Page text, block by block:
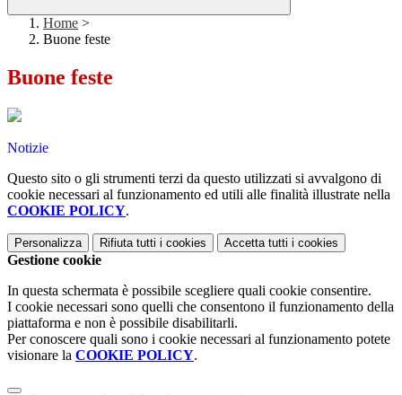
Home >
Buone feste
Buone feste
Notizie
Questo sito o gli strumenti terzi da questo utilizzati si avvalgono di
cookie necessari al funzionamento ed utili alle finalità illustrate nella
COOKIE POLICY.
Personalizza Rifiuta tutti i cookies Accetta tutti i cookies
Gestione cookie
In questa schermata è possibile scegliere quali cookie consentire.
I cookie necessari sono quelli che consentono il funzionamento della
piattaforma e non è possibile disabilitarli.
Per conoscere quali sono i cookie necessari al funzionamento potete
visionare la COOKIE POLICY.